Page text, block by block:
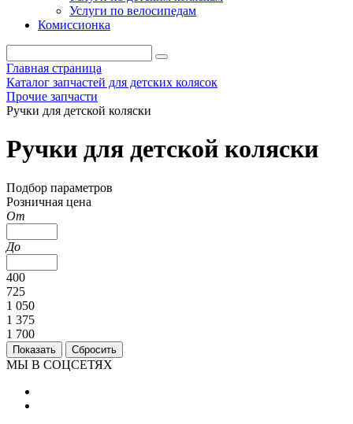
Услуги по велосипедам
Комиссионка
Главная страница
Каталог запчастей для детских колясок
Прочие запчасти
Ручки для детской коляски
Ручки для детской коляски
Подбор параметров
Розничная цена
От
До
400
725
1 050
1 375
1 700
МЫ В СОЦСЕТЯХ